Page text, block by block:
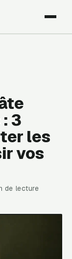
3
les
vos
de lecture